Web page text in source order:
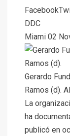
Facebook
DDC
Miami 02
Gerardo
Ramos (d).
La
ha
publicó en